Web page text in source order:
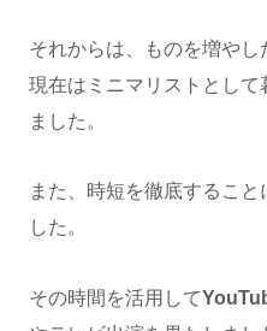
それからは、ものを増やし
現在はミニマリストとし
ました。
また、時短を徹底するこ
した。
その時間を活用して